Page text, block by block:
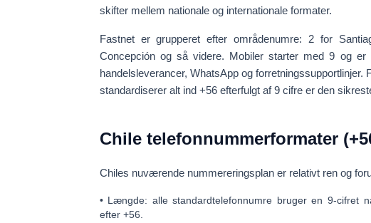
skifter mellem nationale og internationale formater.
Fastnet er grupperet efterområdenumre: 2 for
Concepción og så videre. Mobiler starter med9 og er
handelsleverancer, WhatsApp og forretningssupportlinjer.
standardiserer alt ind +56 efterfulgt af 9 cifreer den
Chile telefonnummerformater
Chiles nuværende nummereringsplan er relativt ren og
• Længde: alle standardtelefonnumre bruger en9-cifret
efter +56.